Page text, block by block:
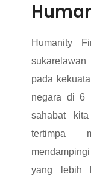
Humanity
pada
negara di 6
sahabat
tertimpa
yang lebih